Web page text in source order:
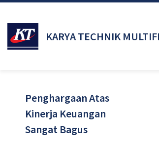
KARYA TECHNIK
Penghargaan Atas
Kinerja Keuangan
Sangat Bagus